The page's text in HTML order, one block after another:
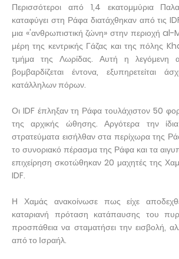
Περισσότεροι από 1,4 εκατομμύρια
καταφύγει στη Ράφα διατάχθηκαν από τις
μια «'ανθρωπιστική ζώνη» στην περιοχή
μέρη της κεντρικής Γάζας και της πόλης
τμήμα της Λωρίδας. Αυτή η λεγόμενη
βομβαρδίζεται έντονα, εξυπηρετείται
κατάλληλων πόρων.
Οι IDF έπληξαν τη Ράφα τουλάχιστον 50
της αρχικής ώθησης. Αργότερα την
στρατεύματα εισήλθαν στα περίχωρα της
το συνοριακό πέρασμα της Ράφα και τα
επιχείρηση σκοτώθηκαν 20 μαχητές της
IDF.
Η Χαμάς ανακοίνωσε πως είχε
καταριανή πρόταση κατάπαυσης του
προσπάθεια να σταματήσει την εισβολή,
από το Ισραήλ.